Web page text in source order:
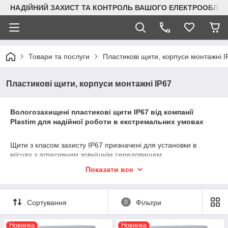
НАДІЙНИЙ ЗАХИСТ ТА КОНТРОЛЬ ВАШОГО
Товари та послуги Пластикові щити, корпуси монтажні
Пластикові щити, корпуси монтажні IP67
Вологозахищені пластикові щити IP67 від компанії
Plastim для надійної роботи в екстремальних умовах
Щити з класом захисту IP67 призначені для установки в
місцях з агресивним зовнішнім середовищем.
Вони повністю герметичні, не пропускають пил та
метра. Це робить їх ідеальним рішенням для застосування
на вулиці, у промислових та прибережних зонах, у колодязях,
насосних станціях та інших об'єктах, схильних до затоплення
або впливу вологи.
Показати все
Сортування 0 Фільтри
Новинка Новинка